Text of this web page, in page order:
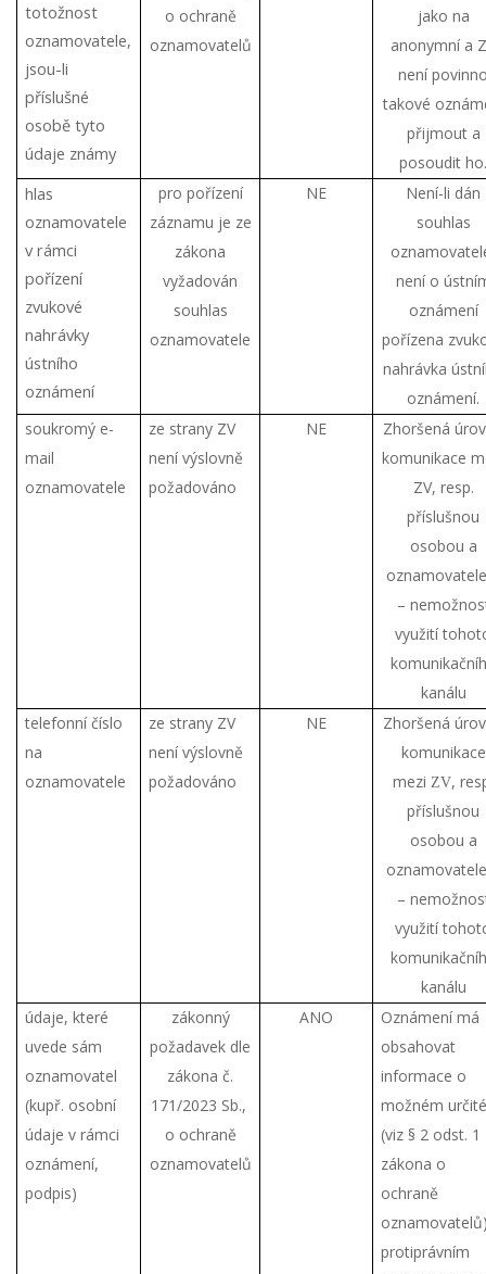
totožnost
oznamovatele,
jsou-li
příslušné
osobě tyto
údaje známy
o ochraně
oznamovatelů
jako na
anonymní a
není
takové
přijmout a
posoudit ho.
hlas
oznamovatele
v rámci
pořízení
zvukové
nahrávky
ústního
oznámení
pro pořízení
záznamu je ze
zákona
vyžadován
souhlas
oznamovatele
NE
Není-li dán
souhlas
není o
oznámení
pořízena
nahrávka
oznámení.
soukromý e-
mail
oznamovatele
ze strany ZV
není výslovně
požadováno
NE
Zhoršená
komunikace
ZV, resp.
příslušnou
osobou a
–
využití
kanálu
telefonní číslo
na
oznamovatele
ze strany ZV
není výslovně
požadováno
NE
Zhoršená
komunikace
mezi ZV,
příslušnou
osobou a
–
využití
kanálu
údaje, které
uvede sám
oznamovatel
(kupř. osobní
údaje v rámci
oznámení,
podpis)
zákonný
požadavek dle
zákona č.
171/2023 Sb.,
o ochraně
oznamovatelů
ANO
Oznámení má
obsahovat
informace o
možném
(viz § 2 odst. 1
zákona o
ochraně
protiprávním